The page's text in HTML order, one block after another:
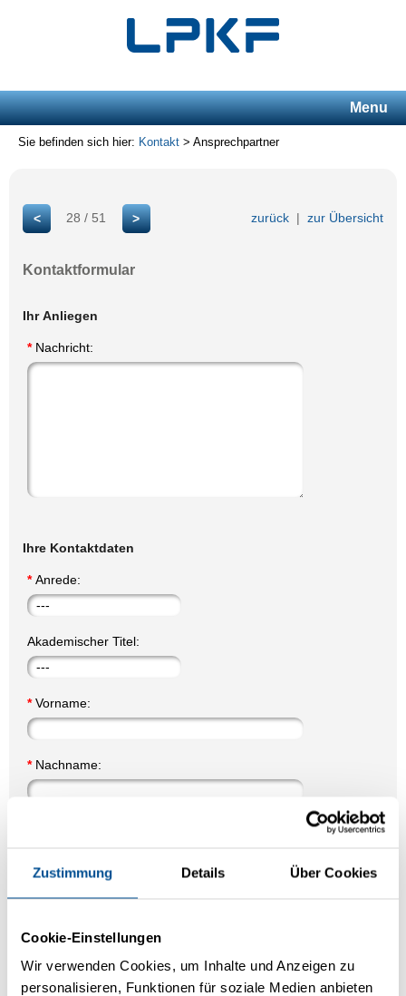
Zustimmung Details Über Cookies
Cookie-Einstellungen
Wir verwenden Cookies, um Inhalte und Anzeigen zu
personalisieren, Funktionen für soziale Medien anbieten
Menu
Sie befinden sich hier: Kontakt > Ansprechpartner
< 28 / 51 > zurück | zur Übersicht
Kontaktformular
Ihr Anliegen
*Nachricht:
Ihre Kontaktdaten
*Anrede:
Akademischer Titel:
*Vorname:
*Nachname: